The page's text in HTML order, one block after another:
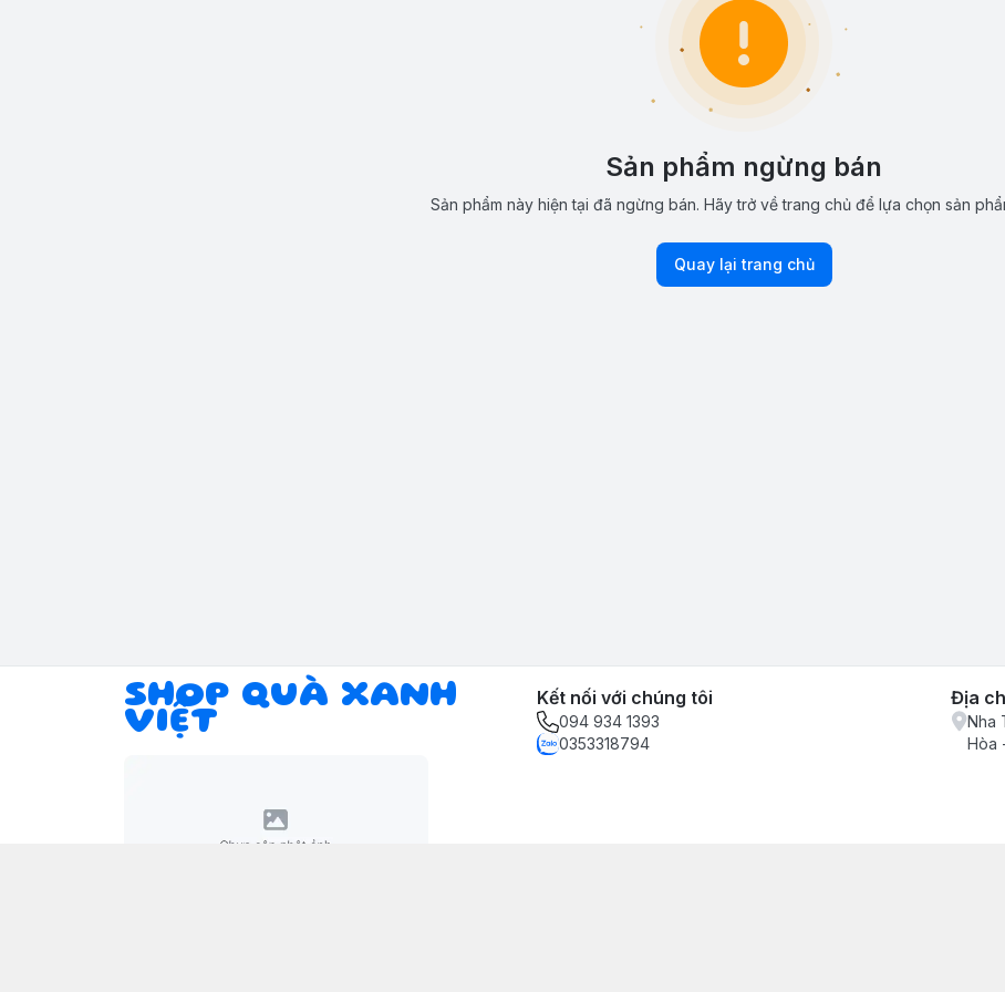
Sản phẩm ngừng bán
Sản phẩm này hiện tại đã ngừng bán. Hãy trở về trang chủ để lựa chọn sản
Quay lại trang chủ
SHOP QUÀ XANH
VIỆT
Kết nối với chúng tôi
094 934 1393
0353318794
Địa
Nha
Hòa